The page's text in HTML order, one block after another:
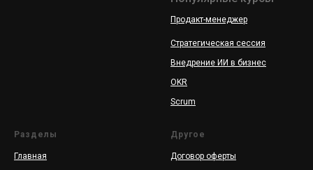
Продакт-менеджер
Стратегическая сессия
Внедрение ИИ в бизнес
OKR
Scrum
Разделы
Главная
Другое
Договор оферты